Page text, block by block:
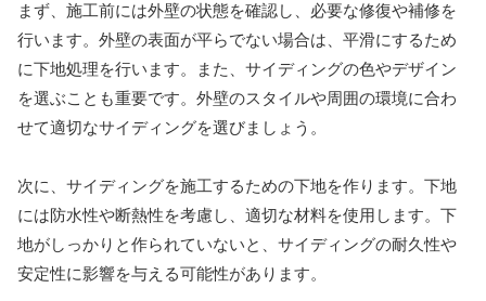
まず、施工前には外壁の状態を確認し、必要な修復や補修を
行います。外壁の表面が平らでない場合は、平滑にするため
に下地処理を行います。また、サイディングの色やデザイン
を選ぶことも重要です。外壁のスタイルや周囲の環境に合わ
せて適切なサイディングを選びましょう。
次に、サイディングを施工するための下地を作ります。下地
には防水性や断熱性を考慮し、適切な材料を使用します。下
地がしっかりと作られていないと、サイディングの耐久性や
安定性に影響を与える可能性があります。